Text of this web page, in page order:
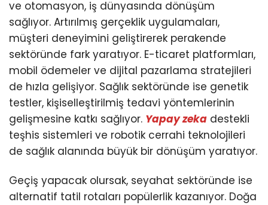
ve otomasyon, iş dünyasında dönüşüm
sağlıyor. Artırılmış gerçeklik uygulamaları,
müşteri deneyimini geliştirerek perakende
sektöründe fark yaratıyor. E-ticaret platformları,
mobil ödemeler ve dijital pazarlama stratejileri
de hızla gelişiyor. Sağlık sektöründe ise genetik
testler, kişiselleştirilmiş tedavi yöntemlerinin
gelişmesine katkı sağlıyor. Yapay zeka destekli
teşhis sistemleri ve robotik cerrahi teknolojileri
de sağlık alanında büyük bir dönüşüm yaratıyor.
Geçiş yapacak olursak, seyahat sektöründe ise
alternatif tatil rotaları popülerlik kazanıyor. Doğa